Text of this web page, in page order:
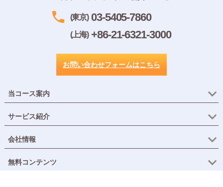
(東京)03-5405-7860
(上海)+86-21-6321-3000
お問い合わせフォームはこちら
当コース案内
サービス紹介
会社情報
無料コンテンツ